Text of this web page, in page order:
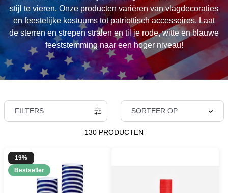
stijl te vieren. Onze producten variëren van vlagdecoraties
en feestelijke kostuums tot patriottisch accessoires. Laat
de sterren en strepen stralen en til je rode, witte en blauwe
feeststemming naar een hoger niveau!
FILTERS SORTEER OP
130 PRODUCTEN
19%
Bestseller